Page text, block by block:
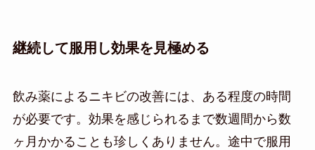
継続して服用し効果を見極める
飲み薬によるニキビの改善には、ある程度の時間
が必要です。効果を感じられるまで数週間から数
ヶ月かかることも珍しくありません。途中で服用